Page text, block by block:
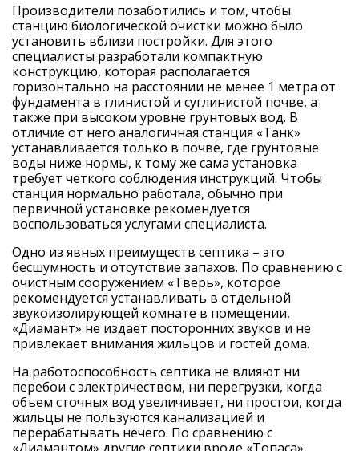
Производители позаботились и том, чтобы
станцию биологической очистки можно было
установить вблизи постройки. Для этого
специалисты разработали компактную
конструкцию, которая располагается
горизонтально на расстоянии не менее 1 метра от
фундамента в глинистой и суглинистой почве, а
также при высоком уровне грунтовых вод. В
отличие от него аналогичная станция «Танк»
устанавливается только в почве, где грунтовые
воды ниже нормы, к тому же сама установка
требует четкого соблюдения инструкций. Чтобы
станция нормально работала, обычно при
первичной установке рекомендуется
воспользоваться услугами специалиста.
Одно из явных преимуществ септика – это
бесшумность и отсутствие запахов. По сравнению с
очистным сооружением «Тверь», которое
рекомендуется устанавливать в отдельной
звукоизолирующей комнате в помещении,
«Диамант» не издает посторонних звуков и не
привлекает внимания жильцов и гостей дома.
На работоспособность септика не влияют ни
перебои с электричеством, ни перегрузки, когда
объем сточных вод увеличивает, ни простои, когда
жильцы не пользуются канализацией и
перерабатывать нечего. По сравнению с
«Диамантом» другие септики вроде «Топаса»,